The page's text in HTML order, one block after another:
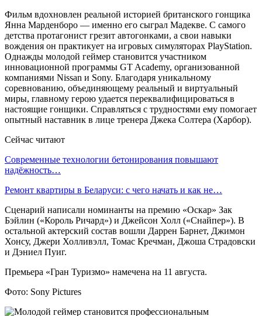
Фильм вдохновлен реальной историей британского гонщика
Янна Марденборо — именно его сыграл Мадекве. С самого
детства протагонист грезит автогонками, а свои навыки
вождения он практикует на игровых симуляторах PlayStation.
Однажды молодой геймер становится участником
инновационной программы GT Academy, организованной
компаниями Nissan и Sony. Благодаря уникальному
соревнованию, объединяющему реальный и виртуальный
миры, главному герою удается переквалифицироваться в
настоящие гонщики. Справляться с трудностями ему помогает
опытный наставник в лице тренера Джека Солтера (Харбор).
Сейчас читают
Современные технологии бетонирования повышают
надёжность…
Ремонт квартиры в Беларуси: с чего начать и как не…
Сценарий написали номинанты на премию «Оскар» Зак
Бэйлин («Король Ричард») и Джейсон Холл («Снайпер»). В
остальной актерский состав вошли Даррен Барнет, Джимон
Хонсу, Джери Холливэлл, Томас Кречман, Джоша Страдовски
и Дэниел Пуиг.
Премьера «Гран Туризмо» намечена на 11 августа.
Фото: Sony Pictures